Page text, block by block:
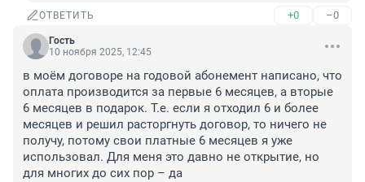
ОТВЕТИТЬ +0 –0
Гость
10 ноября 2025, 12:45
в моём договоре на годовой абонемент написано, что
оплата производится за первые 6 месяцев, а вторые
6 месяцев в подарок. Т.е. если я отходил 6 и более
месяцев и решил расторгнуть договор, то ничего не
получу, потому свои платные 6 месяцев я уже
использовал. Для меня это давно не открытие, но
для многих до сих пор – да